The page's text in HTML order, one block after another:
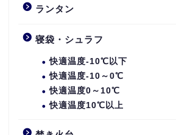
ランタン
寝袋・シュラフ
快適温度-10℃以下
快適温度-10～0℃
快適温度0～10℃
快適温度10℃以上